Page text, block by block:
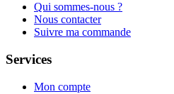
Qui sommes-nous ?
Nous contacter
Suivre ma commande
Services
Mon compte